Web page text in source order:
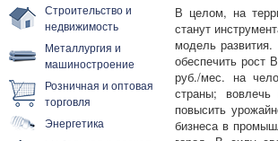
Строительство и
недвижимость
Металлургия и
машиностроение
Розничная и оптовая
торговля
Энергетика
В целом, на
станут
модель развития.
обеспечить рост
руб./мес. на
страны;
повысить
бизнеса в